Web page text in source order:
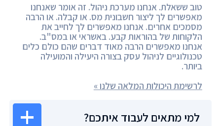
טוב ששאלת. אנחנו מערכת ניהול. זה אומר שאנחנו
מאפשרים לך ליצור חשבונית מס. או קבלה. או הרבה
מסמכים אחרים. אנחנו מאפשרים לך לחייב את
הלקוחות של בהוראות קבע. באשראי או במס"ב.
אנחנו מאפשרים הרבה מאוד דברים שהם כולם כלים
טכנולוגיים לניהול עסק בצורה היעילה והמועילה
ביותר.
לרשימת היכולות המלאה שלנו »
למי מתאים לעבוד איתכם?